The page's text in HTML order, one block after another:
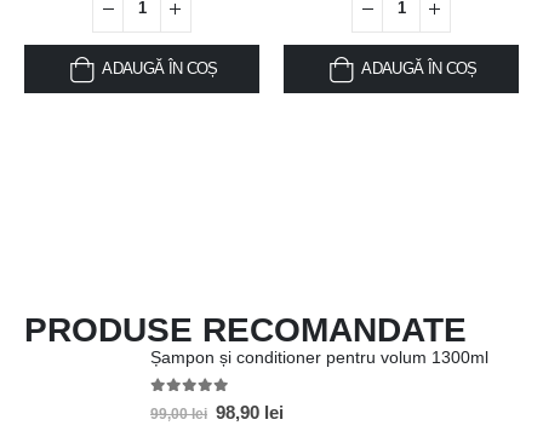
ADAUGĂ ÎN COȘ ADAUGĂ ÎN COȘ
PRODUSE RECOMANDATE
Șampon și conditioner pentru volum 1300ml
out of 5
99,00lei 98,90 lei